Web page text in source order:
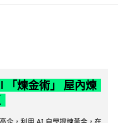
「煉金術」 屋內煉